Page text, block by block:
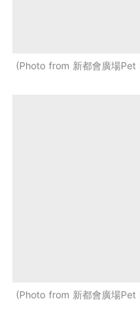
Photo from 新都會廣場Pet
Photo from 新都會廣場Pet